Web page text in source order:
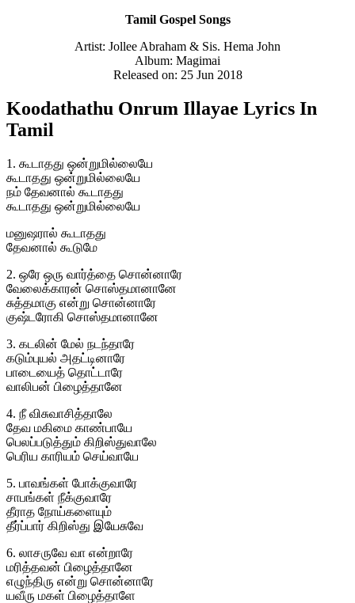
Tamil Gospel Songs
Artist: Jollee Abraham & Sis. Hema John
Album: Magimai
Released on: 25 Jun 2018
Koodathathu Onrum Illayae Lyrics In
Tamil
1. கூடாதது ஒன்றுமில்லையே
கூடாதது ஒன்றுமில்லையே
நம் தேவனால் கூடாதது
கூடாதது ஒன்றுமில்லையே
மனுஷரால் கூடாதது
தேவனால் கூடுமே
2. ஒரே ஒரு வார்த்தை சொன்னாரே
வேலைக்காரன் சொஸ்தமானானே
சுத்தமாகு என்று சொன்னாரே
குஷ்டரோகி சொஸ்தமானானே
3. கடலின் மேல் நடந்தாரே
கடும்புயல் அதட்டினாரே
பாடையைத் தொட்டாரே
வாலிபன் பிழைத்தானே
4. நீ விசுவாசித்தாலே
தேவ மகிமை காண்பாயே
பெலப்படுத்தும் கிறிஸ்துவாலே
பெரிய காரியம் செய்வாயே
5. பாவங்கள் போக்குவாரே
சாபங்கள் நீக்குவாரே
தீராத நோய்களையும்
தீர்ப்பார் கிறிஸ்து இயேசுவே
6. லாசருவே வா என்றாரே
மரித்தவன் பிழைத்தானே
எழுந்திரு என்று சொன்னாரே
யவீரு மகள் பிழைத்தாளே